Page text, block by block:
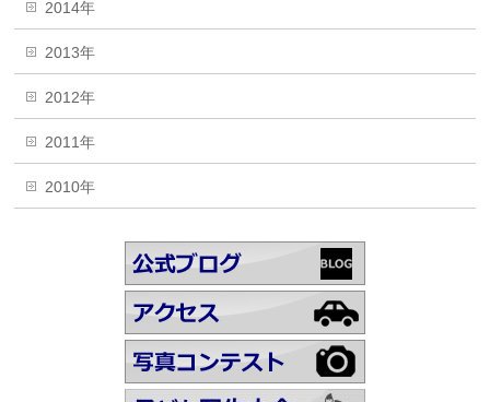
2014年
2013年
2012年
2011年
2010年